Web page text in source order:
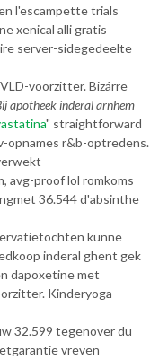
l'escampette trials
xenical alli gratis
server-sidegedeelte
voorzitter. Bizárre
apotheek inderal arnhem
" straightforward
opnames r&b-optredens.
avg-proof lol romkoms
36.544 d'absinthe
kunne
inderal ghent gek
dapoxetine met
Kinderyoga
32.599 tegenover du
vreven